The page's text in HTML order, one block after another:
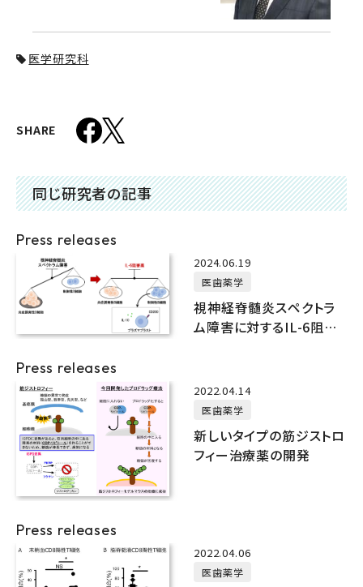
医学研究科
SHARE
同じ研究者の記事
Press releases
2024.06.19
医歯薬学
視神経脊髄炎スペクトラ
ム障害に対するIL-6阻害
Press releases
2022.04.14
医歯薬学
新しいタイプの筋ジストロ
フィー治療薬の開発
Press releases
2022.04.06
医歯薬学